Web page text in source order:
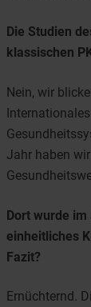
Die Studien
klassischen
Nein, wir
Jahr haben
Dort wurde
einheitliches
Fazit?
Ernüchternd.